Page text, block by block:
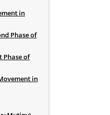
in
Phase of
Phase of
in